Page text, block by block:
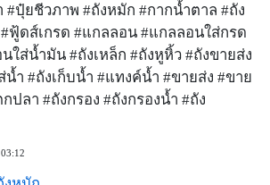
#ปุ๋ยชีวภาพ #ถังหมัก #กากน้ำตาล #ถัง
ฟู้ดส์เกรด #แกลลอน #แกลลอนใส่กรด
ใส่น้ำมัน #ถังเหล็ก #ถังหูหิ้ว #ถังขายส่ง
น้ำ #ถังเก็บน้ำ #แทงค์น้ำ #ขายส่ง #ขาย
ปลา #ถังกรอง #ถังกรองน้ำ #ถัง